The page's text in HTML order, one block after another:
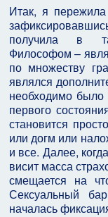
Итак, я
получила в
Философом –
по множеству
являлся
необходимо было
первого
становится
или догм или
и все. Далее,
висит масса
смещается на
Сексуальный
началась